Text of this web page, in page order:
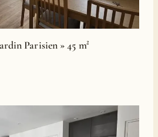
Parisien » 45 m²